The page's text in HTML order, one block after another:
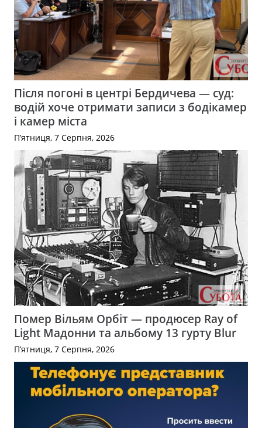
Після погоні в центрі Бердичева — суд:
водій хоче отримати записи з бодікамер
і камер міста
П’ятниця, 7 Серпня, 2026
Помер Вільям Орбіт — продюсер Ray of
Light Мадонни та альбому 13 гурту Blur
П’ятниця, 7 Серпня, 2026